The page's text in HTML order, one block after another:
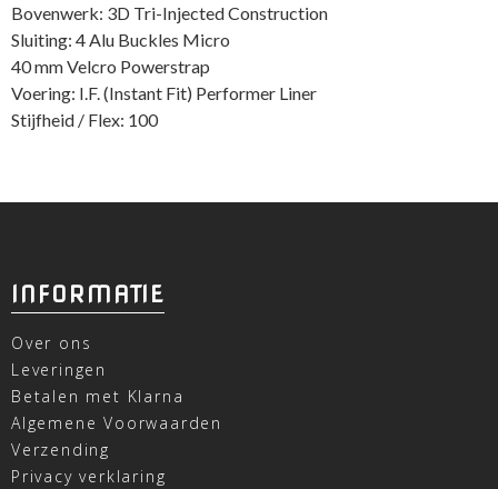
Bovenwerk: 3D Tri-Injected Construction
Sluiting: 4 Alu Buckles Micro
40 mm Velcro Powerstrap
Voering: I.F. (Instant Fit) Performer Liner
Stijfheid / Flex: 100
INFORMATIE
Over ons
Leveringen
Betalen met Klarna
Algemene Voorwaarden
Verzending
Privacy verklaring